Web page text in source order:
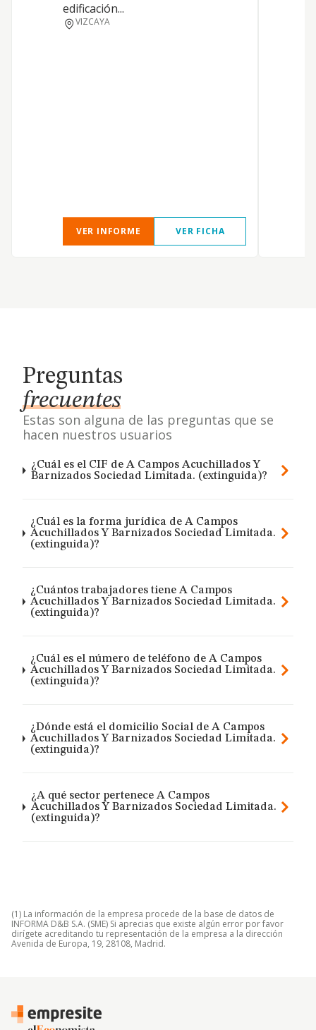
edificación...
VIZCAYA
VER INFORME VER FICHA
Preguntas
frecuentes
Estas son alguna de las preguntas que se
hacen nuestros usuarios
¿Cuál es el CIF de A Campos Acuchillados Y
Barnizados Sociedad Limitada. (extinguida)?
¿Cuál es la forma jurídica de A Campos
Acuchillados Y Barnizados Sociedad Limitada.
(extinguida)?
¿Cuántos trabajadores tiene A Campos
Acuchillados Y Barnizados Sociedad Limitada.
(extinguida)?
¿Cuál es el número de teléfono de A Campos
Acuchillados Y Barnizados Sociedad Limitada.
(extinguida)?
¿Dónde está el domicilio Social de A Campos
Acuchillados Y Barnizados Sociedad Limitada.
(extinguida)?
¿A qué sector pertenece A Campos
Acuchillados Y Barnizados Sociedad Limitada.
(extinguida)?
(1) La información de la empresa procede de la base de datos de
INFORMA D&B S.A. (SME) Si aprecias que existe algún error por favor
dirígete acreditando tu representación de la empresa a la dirección
Avenida de Europa, 19, 28108, Madrid.